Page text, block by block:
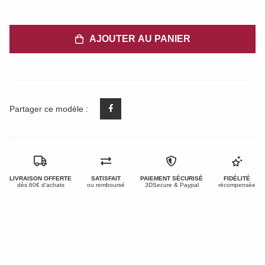
AJOUTER AU PANIER
Partager ce modèle :
LIVRAISON OFFERTE
dès 60€ d'achats
SATISFAIT
ou remboursé
PAIEMENT SÉCURISÉ
3DSecure & Paypal
FIDÉLITÉ
récompensée